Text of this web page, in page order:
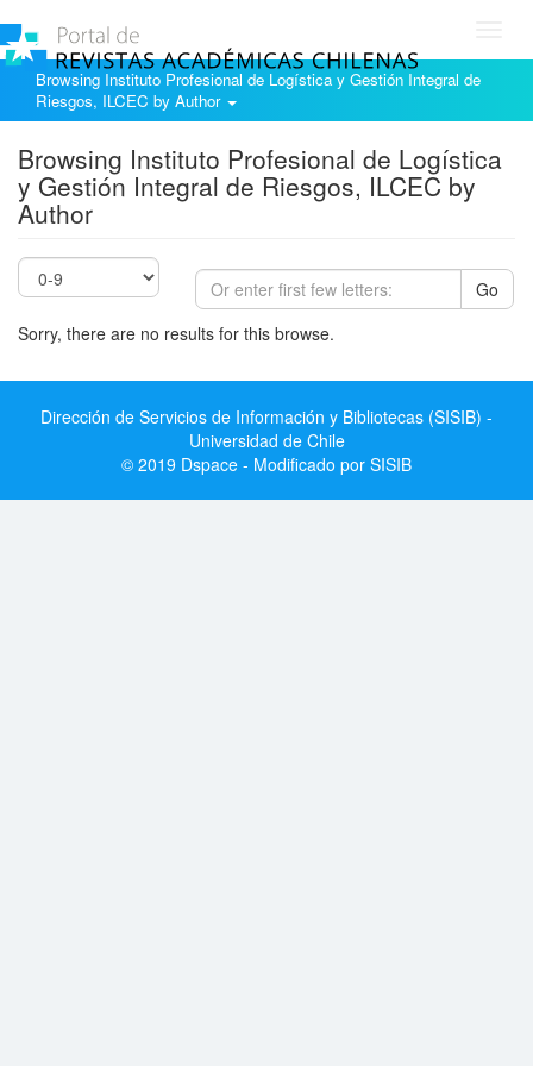
Browsing Instituto Profesional de Logística y Gestión Integral de
Riesgos, ILCEC by Author
Browsing Instituto Profesional de Logística
y Gestión Integral de Riesgos, ILCEC by
Author
Go
Sorry, there are no results for this browse.
Dirección de Servicios de Información y Bibliotecas (SISIB) -
Universidad de Chile
© 2019 Dspace - Modificado por SISIB